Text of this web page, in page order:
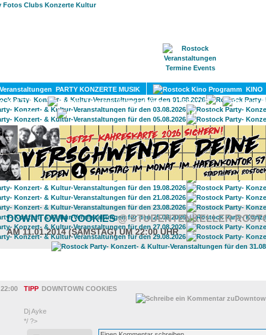
PARTY KONZERTE MUSIK KINO
KULTUR
LITERATUR
DIVERSES
UMLAND
DOWNTOWN COOKIES@ STUDENTENKELLER
AM 11.01.2014 (SAMSTAG) UM 22:00 UHR
22:00
TIPP DOWNTOWN COOKIES
Dj Ayke
*/ ?>